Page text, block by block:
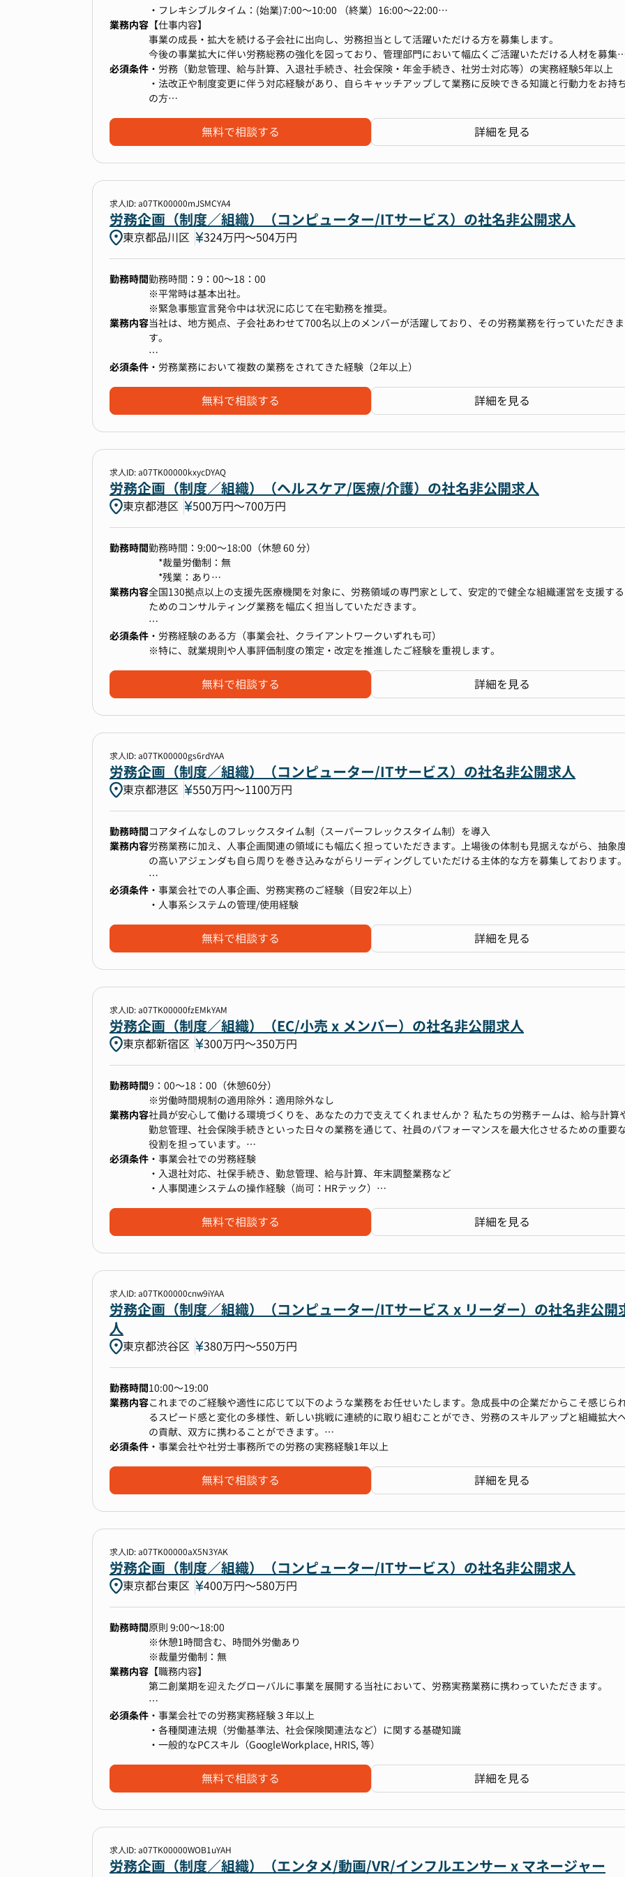
・フレキシブルタイム：(始業)7:00～10:00 （終業）16:00～22:00
・1日の標準労働時間：8時間
※所属長の判断により、10:00～19:00等の固定シフトとなる可能性がございます。
業務内容 【仕事内容】
事業の成長・拡大を続ける子会社に出向し、労務担当として活躍いただける方を募集します。
今後の事業拡大に伴い労務総務の強化を図っており、管理部門において幅広くご活躍いただける人材を募集
ています。
＜労務管理＞（勤怠、給与計算、年末調整、社会保険手続きの最終確認）
※給与・社保はアウトソースしているためアウトソース先との調整、最終確認がメインとなります。
・従業員の働きやすい職場環境の企画・施策実行
・労基署・社労士対応、行政対応、産業医連携
・年間労務スケジュールの策定・運用
・社内トラブル・労務リスク対応（労使問題・メンタルヘルス対応など）
・衛生委員会の運営
・電話・受付対応 など
※配属は総務人事グループとなります。組織の状況に応じて、一部総務業務をサポートいただく可能性がござ
います。
・総務業務全般（社内イントラ更新、修繕関連、防火防災関連、購買関連、郵便、電話受付など）
・各種保険管理（個人情報漏洩保険、損害保険、火災保険、各種旅行系の保険 等）
・社内の安全衛生・防災体制の整備、オフィス環境の維持管理
●使用システム
・SmartHR
・サイボウズ
・電子契約サービス
・Google Workspace
【ポジションの魅力】
当社は2018年にライフメディアプラットフォーム企業の一員となり、さらなるM&Aによる企業拡大を経てこれ
から事業成長を加速させるフェーズです。
M&Aを積極的に進めており、グループ会社のPMI（統合作業）に労務担当として携わるチャンスがあります。
制度やルールが異なる環境を整理・標準化し、新たな仕組みを構築する経験は、労務人材として大きな成長に
つながります。
さらに、労働法改正への対応や就業規則の改定、労務システムの入れ替えなど、変化に合わせて仕組みをアッ
プデートしていく業務が豊富にあり、これらを通じて、労務の専門性を深めながら自己成長を実感できます
担当する領域は労務・総務と幅広く、契約・規制対応・コンプライアンスから、会議体運営・内部統制・保険
管理・オフィス運営まで多岐にわたります。
上場企業水準の労務ノウハウを直接身につけられるのも大きな魅力です。日々の実務を超えて、制度設計や体
制構築に関わることで、市場価値の高い労務人材へと成長していただけます。
入社後は、労務のスペシャリストとして給与計算や勤怠管理などの実務を確実に遂行しつつ、法改正対応や就
業規則改定、労務システムの刷新といったプロジェクトに携わりながら専門性を磨いていただけます。将来
には社会保険労務士資格の取得を目指すなど、プロフェッショナルとしてのキャリア形成も可能です。
一方で、総務や法務といった領域にも挑戦できる環境があり、ゼネラリストとして管理部門全体を見渡せる力
いスケール感とダイナミズムを経験できます。
＜想定配属先＞
以下での配属を想定しています。
・雇用元はライフメディアプラットフォーム企業、グループ会社である企業に出向予定となります。
※業務内容補足
【雇入れ直後】仕事概要に記載のある業務内容
【変更の範囲】会社の定める業務
必須条件 ・労務（勤怠管理、給与計算、入退社手続き、社会保険・年金手続き、社労士対応等）の実務経験5年以上
・法改正や制度変更に伴う対応経験があり、自らキャッチアップして業務に反映できる知識と行動力をお持ち
の方
無料で相談する 詳細を見る
求人ID: a07TK00000mJSMCYA4
労務企画（制度／組織）（コンピューター/ITサービス）の社名非公開求人
東京都品川区 324万円〜504万円
勤務時間勤務時間：9：00～18：00
※平常時は基本出社。
※緊急事態宣言発令中は状況に応じて在宅勤務を推奨。
業務内容当社は、地方拠点、子会社あわせて700名以上のメンバーが活躍しており、その労務業務を行っていただきま
す。
ベンチャー企業のように変化をいとわず、スピード感をもって様々な業務に携わることができるため、ご自身
の業務経験の幅を広げていくことができます。
・社会保険、労働保険（雇用保険など）行政等の手続き
・給与計算
・年末調整、給与支払報告書提出
・就業規則改定、労使協定対応
・勤怠管理、有給休暇管理などの就業管理
・入退社手続き、休職者対応、福利厚生運用などの従業員対応
上記の他にも様々な労務に関わる業務全般を、お持ちの経験に合わせてお任せいたします。
特定の業務に固定せず、最終的には1人で全労務業務をやりきれる知識と経験を身に着けて頂きます。
日常的に使うツール
・Slack
・専門知識・スキルを高めることができ、そのスキルで社内の問題を解決することができる
・労務のプロフェッショナルとして幅広い業務の経験を積むことができる
・上場企業の管理部門としての業務経験を積むことができる
■チーム構成
人事部は、人事採用、人事企画、人事労務の３つのチームで構成されており、現在、人事労務チームには2名
労務担当者がいます。
担当者の年齢構成は、30代で、年齢が近いこともあり、他愛もない日常の話や労務課題に対するディスカッシ
ョンなど、日常的に多くのコミュニケーションを取りながら仕事を進めています。
■こんな方にピッタリ
・長期的にバックオフィスでのキャリアを極めていきたいと考えている方
たい方
・チームとして労務業務の課題解決に取り組んでいきたい方
・本気で労務のスペシャリストになりたい方
必須条件 ・労務業務において複数の業務をされてきた経験（2年以上）
無料で相談する 詳細を見る
求人ID: a07TK00000kxycDYAQ
労務企画（制度／組織）（ヘルスケア/医療/介護）の社名非公開求人
東京都港区 500万円〜700万円
勤務時間勤務時間：9:00～18:00（休憩 60 分）
*裁量労働制：無
*残業：あり
*就業時間、および休憩時間については、業務の都合により変更あり
業務内容全国130拠点以上の支援先医療機関を対象に、労務領域の専門家として、安定的で健全な組織運営を支援する
ためのコンサルティング業務を幅広く担当していただきます。
【具体的な業務内容】
・各医療法人の理念や事業フェーズに合わせた就業規則、賃金規程、人事評価制度などの策定・改定をリード
・法改正への対応及び、組織づくりのための戦略的な規程見直しを提案・実行
・M&A後の新人事制度の導入（労務PMI）や、組織課題に応じた新たな制度の導入プロジェクトの推進
・現場への説明、定着支援までを一貫してサポート
3．労務オペレーションの改善・支援
・業務フロー整備し、業務改善による効率化を支援
・システムの導入・リプレイスによる業務効率化を推進
・労務相談対応・トラブルシューティングの対応
【この仕事の面白さ】
●事業会社労務の”その先”へ:
一つの会社の労務担当としてではなく、多様な規模・文化・歴史を持つ130以上の法人のパートナーとして、
課題解決をリードするコンサルタントへとキャリアアップできます。
就業規則や評価制度の策定は、まさに組織の土台作りそのものです。経営者の視点で、法人の理念を形にし
組織の成長を直接的に支援する手応えを感じられます。
新たな仲間となる医療法人がスムーズに事業運営を開始できるよう、労務の観点から統合プロセス（PMI）を
推進する、非常にダイナミックで市場価値の高い経験を積むことができます。
医療機関支援・訪問看護・ホスピス事業グループ では、社員一人ひとりが自らのキャリアプランを描き、その
目標にステップアップしていけるよう支援しています。 購買担当としてバックオフィスから医療機関を支える
キャリアを長期的に築くことも、また新しい事業や職種にチャレンジすることも可能です。
（キャリアパスの例）
例１：弊社支援先医療法人の拠点マネージャー
例２：事業/経営企画等のポジション
例３：自社の人事・労務部門のポジション
※その他、適性と志向に応じてご自身でキャリアをお選びいただくことができます
す。
必須条件 ・労務経験のある方（事業会社、クライアントワークいずれも可）
※特に、就業規則や人事評価制度の策定・改定を推進したご経験を重視します。
無料で相談する 詳細を見る
求人ID: a07TK00000gs6rdYAA
労務企画（制度／組織）（コンピューター/ITサービス）の社名非公開求人
東京都港区 550万円〜1100万円
勤務時間コアタイムなしのフレックスタイム制（スーパーフレックスタイム制）を導入
業務内容労務業務に加え、人事企画関連の領域にも幅広く担っていただきます。上場後の体制も見据えながら、抽象
の高いアジェンダも自ら周りを巻き込みながらリーディングしていただける主体的な方を募集しております。
具体的には主に以下のような業務をお願いします。
・給与計算（アウトソーシング先とのやりとり）
・社会保険手続き（アウトソーシング先とのやりとり）
・労基署、ハローワーク等への対応
・社内からの問い合わせ対応
・その他、労務業務全般
【人事企画】
・人事制度（等級、評価、報酬等）の運用/改善
・人事施策、各種制度、福利厚生等の企画実行
・人事組織ポリシーの策定と定着
・タレントマネジメント業務
必須条件 ・事業会社での人事企画、労務実務のご経験（目安2年以上）
・人事系システムの管理/使用経験
無料で相談する 詳細を見る
求人ID: a07TK00000fzEMkYAM
労務企画（制度／組織）（EC/小売 x メンバー）の社名非公開求人
東京都新宿区 300万円〜350万円
勤務時間9：00～18：00（休憩60分）
※労働時間規制の適用除外：適用除外なし
業務内容社員が安心して働ける環境づくりを、あなたの力で支えてくれませんか？ 私たちの労務チームは、給与計算
勤怠管理、社会保険手続きといった日々の業務を通じて、社員のパフォーマンスを最大化させるための重要
役割を担っています。
ただの作業ではなく、会社の成長を肌で感じながら働けるのが当社の魅力です。あなたの細やかな気配りや正
確な仕事が、会社の発展に直結します。
チームの一員として、HRテックを活用した業務改善にも積極的にアイデアを出してください。より働きやすい
・社会保険手続
・勤怠管理
・各種法改正、働き方改革等にあわせた社内人事規程(就業規則など)の作成/改訂
・安全衛生管理体制の構築、運用
【働き方】
・直近DXも進めており残業時間月20時間程度でWLB◎
【仕事を通して得られるもの】
・上場会社（1,500名規模）での人事労務管理の経験
・様々な職種、勤務形態に対応する労務管理（労働時間、賃金制度など）の経験
・各種法改正、働き方改革等にあわせた社内人事規程（就業規則など）の作成／改訂の経験
・労務トラブル対応の経験
・安全管理体制の構築、運用の経験
・リーダー→マネージャー→グループマネージャー（部長クラス）→人事戦略室室長 など
・労務領域のスペシャリストや責任者だけでなく、制度設計や人事制度周りに挑戦することも可能です
【選考フロー】
書類選考→1次面接（マネージャー）：オンライン→最終面接（執行役員＋グループマネージャー）：対面
※面接官、面接回数は変更になる可能性がございます
※カジュアル面談スタートも可能です
必須条件 ・事業会社での労務経験
・入退社対応、社保手続き、勤怠管理、給与計算、年末調整業務など
・人事関連システムの操作経験（尚可：HRテック）
無料で相談する 詳細を見る
求人ID: a07TK00000cnw9iYAA
労務企画（制度／組織）（コンピューター/ITサービス x リーダー）の社名非公開
人
東京都渋谷区 380万円〜550万円
勤務時間10:00〜19:00
業務内容これまでのご経験や適性に応じて以下のような業務をお任せいたします。急成長中の企業だからこそ感じら
るスピード感と変化の多様性、新しい挑戦に連続的に取り組むことができ、労務のスキルアップと組織拡大
の貢献、双方に携わることができます。
・入退社手続、社会保険手続き全般
勤怠管理業務
・36協定順守、過重労働アラート、36超過管理
・年次有給取得モニタリング
給与計算業務
・給与関連処理全般（給与計算・住民税・年末調整等）
安全衛生管理
・健康管理全般（健診、予防接種、ストレスチェック）
その他
・社員からの問い合わせ対応
・就業規則、労使協定等の規定の整備（精査、改訂、届出など）
■利用しているシステム
・Google Workspace（MicrosoftのExcel・Word・PowerPointwordはあまり使いません）
・ジョブカン（労務管理、勤怠管理、給与計算、年末調整）
必須条件 ・事業会社や社労士事務所での労務の実務経験1年以上
無料で相談する 詳細を見る
求人ID: a07TK00000aX5N3YAK
労務企画（制度／組織）（コンピューター/ITサービス）の社名非公開求人
東京都台東区 400万円〜580万円
勤務時間原則 9:00～18:00
※休憩1時間含む、時間外労働あり
※裁量労働制：無
業務内容 【職務内容】
第二創業期を迎えたグローバルに事業を展開する当社において、労務実務業務に携わっていただきます。
＜具体的な職務内容＞
・勤怠管理
・給与計算
・人員管理、有期雇用管理、労働者派遣管理
・入退職、異動、休職等、人事発令に伴う手続き
【仕事のやりがい・魅力】
必須条件 ・事業会社での労務実務経験３年以上
・各種関連法規（労働基準法、社会保険関連法など）に関する基礎知識
・一般的なPCスキル（GoogleWorkplace, HRIS, 等）
無料で相談する 詳細を見る
求人ID: a07TK00000WOB1uYAH
労務企画（制度／組織）（エンタメ/動画/VR/インフルエンサー x マネージャー